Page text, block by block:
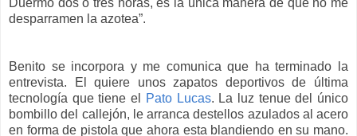
desparramen la azotea”.
Benito se incorpora y me comunica que ha terminado la
entrevista. El quiere unos zapatos deportivos de última
tecnología que tiene el
Pato Lucas. La luz tenue del único
bombillo del callejón, le arranca destellos azulados al acero
en forma de pistola que ahora esta blandiendo en su mano.